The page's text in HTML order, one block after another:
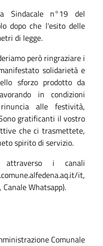
Sindacale n°19 del
dopo che l'esito delle
di legge.
però ringraziare i
solidarietà e
sforzo prodotto da
in condizioni
alle festività,
gratificanti il vostro
che ci trasmettete,
spirito di servizio.
attraverso i canali
it,
Whatsapp).
Comunale